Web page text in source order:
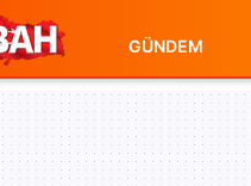
GÜNDEM